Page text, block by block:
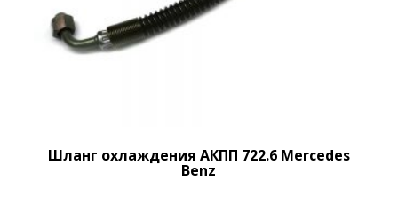
Шланг охлаждения АКПП 722.6 Mercedes
Benz